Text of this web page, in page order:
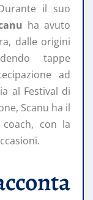
il suo
ha avuto
dalle origini
tappe
ad
al Festival di
Scanu ha il
con la